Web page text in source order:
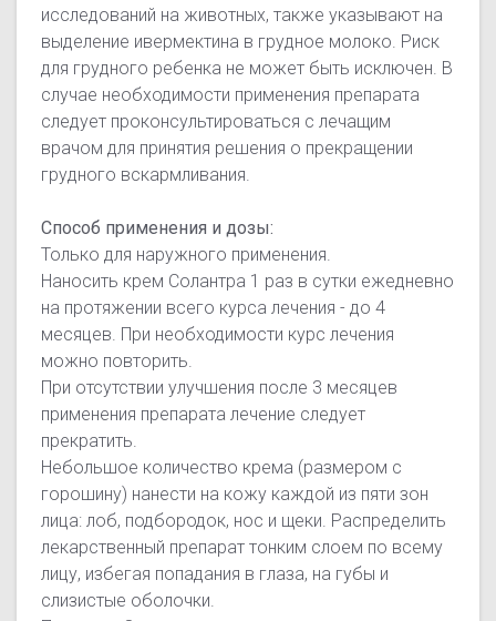
исследований на животных, также указывают на
выделение ивермектина в грудное молоко. Риск
для грудного ребенка не может быть исключен. В
случае необходимости применения препарата
следует проконсультироваться с лечащим
врачом для принятия решения о прекращении
грудного вскармливания.
Способ применения и дозы:
Только для наружного применения.
Наносить крем Солантра 1 раз в сутки ежедневно
на протяжении всего курса лечения - до 4
месяцев. При необходимости курс лечения
можно повторить.
При отсутствии улучшения после 3 месяцев
применения препарата лечение следует
прекратить.
Небольшое количество крема (размером с
горошину) нанести на кожу каждой из пяти зон
лица: лоб, подбородок, нос и щеки. Распределить
лекарственный препарат тонким слоем по всему
лицу, избегая попадания в глаза, на губы и
слизистые оболочки.